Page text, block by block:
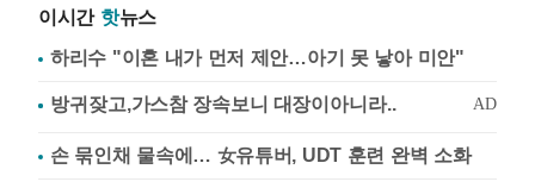
이시간 핫뉴스
하리수 "이혼 내가 먼저 제안…아기 못 낳아 미안"
손 묶인채 물속에… 女유튜버, UDT 훈련 완벽 소화